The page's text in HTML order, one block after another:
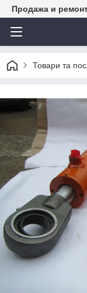
Продажа и
Товари та